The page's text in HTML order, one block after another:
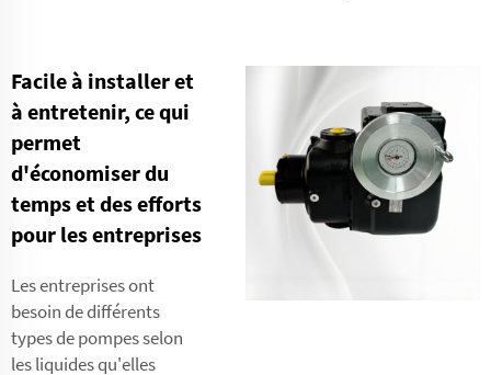
Facile à installer et
à entretenir, ce qui
permet
d'économiser du
temps et des efforts
pour les entreprises
Les entreprises ont
besoin de différents
types de pompes selon
les liquides qu'elles